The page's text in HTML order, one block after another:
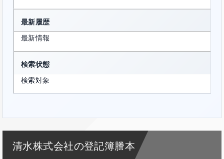
最新履歴
最新情報
検索状態
検索対象
清水株式会社の登記簿謄本